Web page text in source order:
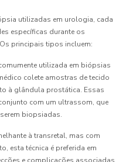
utilizadas em urologia, cada
específicas durante os
principais tipos incluem:
utilizada em biópsias
colete amostras de tecido
à glândula prostática. Essas
com um ultrassom, que
biopsiadas.
à transretal, mas com
esta técnica é preferida em